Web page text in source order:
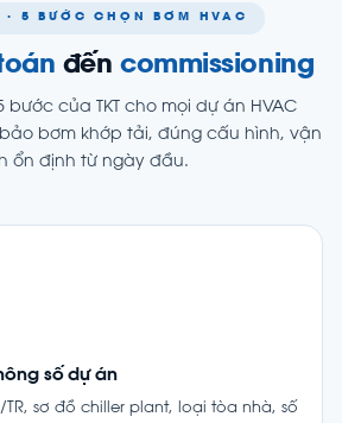
· 5 BƯỚC CHỌN BƠM HVAC
đến commissioning
bước của TKT cho mọi dự án HVAC
bơm khớp tải, đúng cấu hình, vận
ổn định từ ngày đầu.
số dự án
TR, sơ đồ chiller plant, loại tòa nhà, số